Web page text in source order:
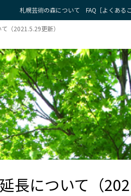
札幌芸術の森について FAQ［よくある
（2021.5.29更新）
長について（